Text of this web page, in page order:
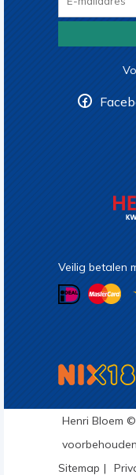
Veilig betalen
Henri Bloem
voorbehouden
Sitemap